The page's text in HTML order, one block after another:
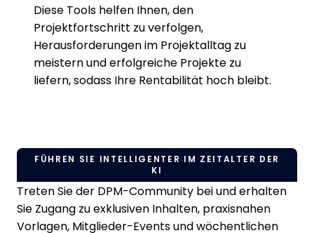
Diese Tools helfen Ihnen, den
Projektfortschritt zu verfolgen,
Herausforderungen im Projektalltag zu
meistern und erfolgreiche Projekte zu
liefern, sodass Ihre Rentabilität hoch bleibt.
FÜHREN SIE INTELLIGENTER IM ZEITALTER DER
KI
Treten Sie der DPM-Community bei und erhalten
Sie Zugang zu exklusiven Inhalten, praxisnahen
Vorlagen, Mitglieder-Events und wöchentlichen